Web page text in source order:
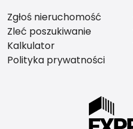
Zgłoś nieruchomość
Zleć poszukiwanie
Kalkulator
Polityka prywatności